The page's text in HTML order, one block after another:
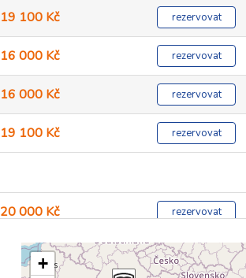
19 100 Kč rezervovat
16 000 Kč rezervovat
16 000 Kč rezervovat
19 100 Kč rezervovat
20 000 Kč rezervovat
20 000 Kč rezervovat
+